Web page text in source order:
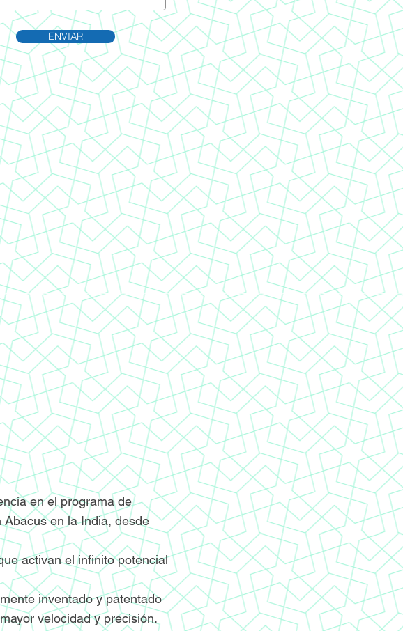
ENVIAR
en el programa de
en la India, desde
activan el infinito potencial
inventado y patentado
velocidad y precisión.